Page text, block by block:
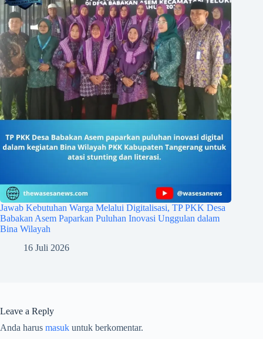
Jawab Kebutuhan Warga Melalui Digitalisasi, TP PKK Desa
Babakan Asem Paparkan Puluhan Inovasi Unggulan dalam
Bina Wilayah
16 Juli 2026
Leave a Reply
Anda harus masuk untuk berkomentar.